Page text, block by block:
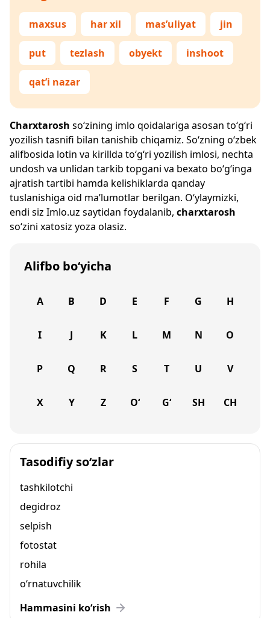
maxsus har xil mas’uliyat jin
put tezlash obyekt inshoot
qat’i nazar
Charxtarosh so‘zining imlo qoidalariga asosan to‘g‘ri
yozilish tasnifi bilan tanishib chiqamiz. So‘zning o‘zbek
alifbosida lotin va kirillda to‘g‘ri yozilish imlosi, nechta
undosh va unlidan tarkib topgani va bexato bo‘g‘inga
ajratish tartibi hamda kelishiklarda qanday
tuslanishiga oid ma’lumotlar berilgan. O‘ylaymizki,
endi siz Imlo.uz saytidan foydalanib, charxtarosh
so‘zini xatosiz yoza olasiz.
Alifbo bo‘yicha
A B D E F G H
I J K L M N O
P Q R S T U V
X Y Z O‘ G‘ SH CH
Tasodifiy so‘zlar
tashkilotchi
degidroz
selpish
fotostat
rohila
o‘rnatuvchilik
Hammasini ko‘rish